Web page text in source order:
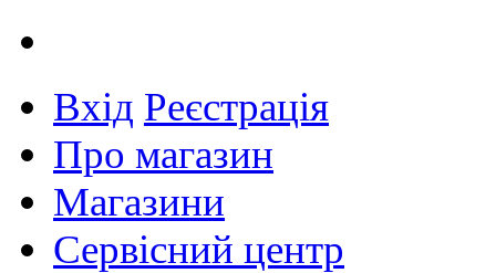
Вхід Реєстрація
Про магазин
Магазини
Сервісний центр